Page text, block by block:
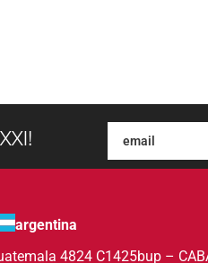
argentina
4824 C1425bup –